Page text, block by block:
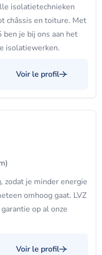
isolatietechnieken
châssis en toiture. Met
ben je bij ons aan het
isolatiewerken.
Voir le profil
zodat je minder energie
omhoog gaat. LVZ
op al onze
Voir le profil